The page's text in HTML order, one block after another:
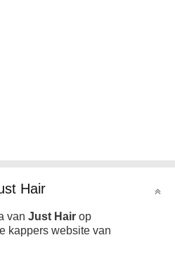
Hair
van Just Hair op
kappers website van